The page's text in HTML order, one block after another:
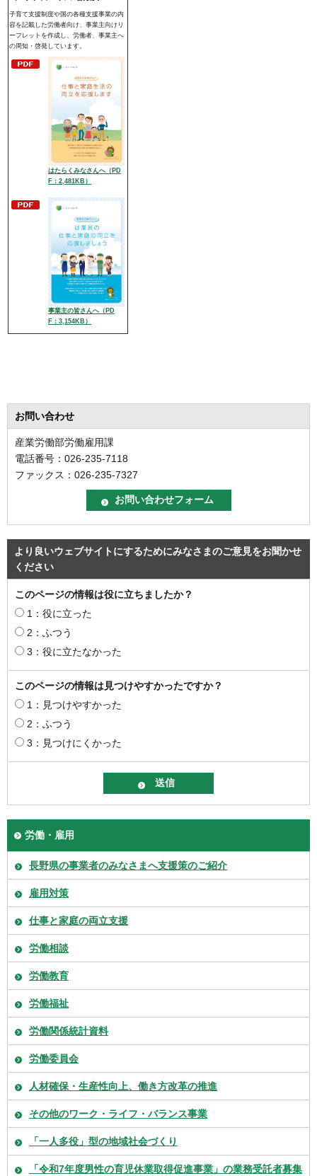
子育て支援制度や国の各種支援事業の内
容を記載した労働者向け、事業主向けリ
ーフレットを作成し、労働者、事業主へ
の周知・啓発しています。
はたらくみなさんへ（PD
F：2,481KB）
事業主の皆さんへ（PD
F：3,154KB）
お問い合わせ
産業労働部労働雇用課
電話番号：026-235-7118
ファックス：026-235-7327
より良いウェブサイトにするためにみなさまのご意見をお聞かせ
ください
このページの情報は役に立ちましたか？
1：役に立った
2：ふつう
3：役に立たなかった
このページの情報は見つけやすかったですか？
1：見つけやすかった
2：ふつう
3：見つけにくかった
労働・雇用
長野県の事業者のみなさまへ支援策のご紹介
雇用対策
仕事と家庭の両立支援
労働相談
労働教育
労働福祉
労働関係統計資料
労働委員会
人材確保・生産性向上、働き方改革の推進
その他のワーク・ライフ・バランス事業
「一人多役」型の地域社会づくり
「令和7年度男性の育児休業取得促進事業」の業務受託者募集